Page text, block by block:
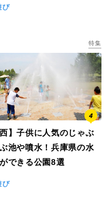
び
特集
西】子供に人気のじゃぶ
池や噴水！兵庫県の水
できる公園8選
び